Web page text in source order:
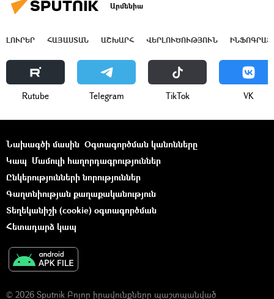
Արմենիա
ԼՈՒՐԵՐ ՀԱՅԱՍՏԱՆ ԱՇԽԱՐՀ ՎԵՐԼՈՒԾՈՒԹՅՈՒՆ
Rutube Telegram ТikТоk VK
Նախագծի մասին Օգտագործման կանոնները
Կապ Մամուլի հաղորդագրություններ
Ընկերությունների նորություններ
Գաղտնիության քաղաքականություն
Տեղեկանիշի (cookie) օգտագործման
Հետադարձ կապ
© 2026 Sputnik Բոլոր իրավունքները պաշտպանված